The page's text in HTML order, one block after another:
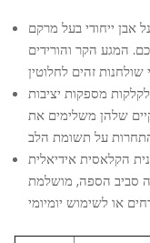
אבן ייחודי בעל מרקם
המגע הקר והורידים
מספקות יציבות
שלהן משלימים את
הקלאסית אידיאלית
סביב הספה, מושלמת